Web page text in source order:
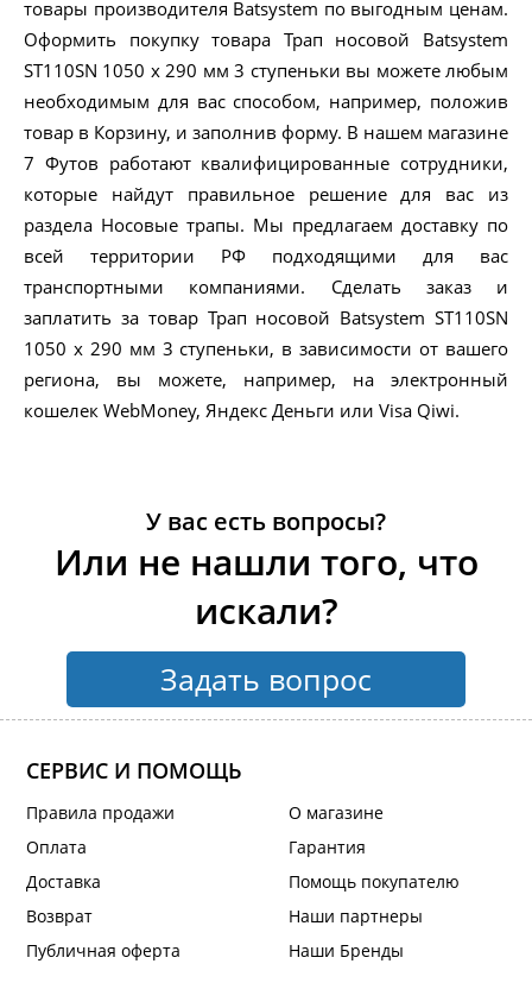
товары производителя Batsystem по выгодным ценам.
Оформить покупку товара Трап носовой Batsystem
ST110SN 1050 x 290 мм 3 ступеньки вы можете любым
необходимым для вас способом, например, положив
товар в Корзину, и заполнив форму. В нашем магазине
7 Футов работают квалифицированные сотрудники,
которые найдут правильное решение для вас из
раздела Носовые трапы. Мы предлагаем доставку по
всей территории РФ подходящими для вас
транспортными компаниями. Сделать заказ и
заплатить за товар Трап носовой Batsystem ST110SN
1050 x 290 мм 3 ступеньки, в зависимости от вашего
региона, вы можете, например, на электронный
кошелек WebMoney, Яндекс Деньги или Visa Qiwi.
У вас есть вопросы?
Или не нашли того, что
искали?
Задать вопрос
СЕРВИС И ПОМОЩЬ
Правила продажи
Оплата
Доставка
Возврат
Публичная оферта
О магазине
Гарантия
Помощь покупателю
Наши партнеры
Наши Бренды